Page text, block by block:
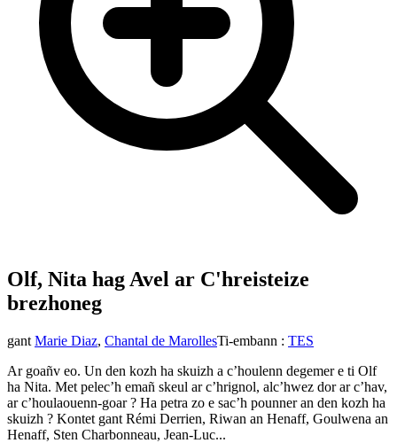
Olf, Nita hag Avel ar C'hreisteize
brezhoneg
gant Marie Diaz, Chantal de MarollesTi-embann : TES
Ar goañv eo. Un den kozh ha skuizh a c’houlenn degemer e ti Olf
ha Nita. Met pelec’h emañ skeul ar c’hrignol, alc’hwez dor ar c’hav,
ar c’houlaouenn-goar ? Ha petra zo e sac’h pounner an den kozh ha
skuizh ? Kontet gant Rémi Derrien, Riwan an Henaff, Goulwena an
Henaff, Sten Charbonneau, Jean-Luc...